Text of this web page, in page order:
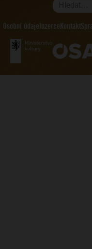
Hledat...
Osobní údajeInzerceKontakt